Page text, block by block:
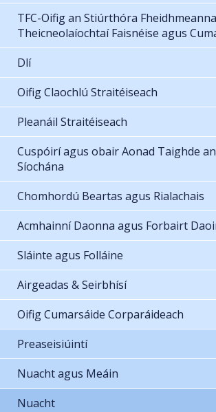
TFC-Oifig an Stiúrthóra
Theicneolaíochtaí Faisnéise agus
Dlí
Oifig Claochlú Straitéiseach
Pleanáil Straitéiseach
Cuspóirí agus obair Aonad Taighde
Síochána
Chomhordú Beartas agus Rialachais
Acmhainní Daonna agus Forbairt
Sláinte agus Folláine
Airgeadas & Seirbhísí
Oifig Cumarsáide Corparáideach
Preaseisiúintí
Nuacht agus Meáin
Nuacht